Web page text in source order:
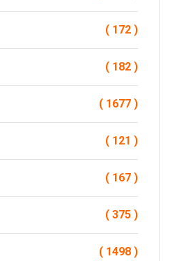
( 172 )
( 182 )
( 1677 )
( 121 )
( 167 )
( 375 )
( 1498 )